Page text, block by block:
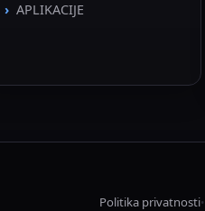
APLIKACIJE
Politika privatnosti•